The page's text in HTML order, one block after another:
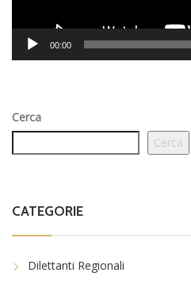
00:00
Cerca
Cerca
CATEGORIE
Dilettanti Regionali